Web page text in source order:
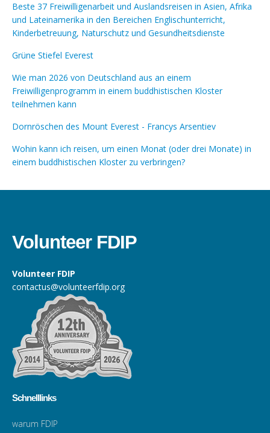
Beste 37 Freiwilligenarbeit und Auslandsreisen in Asien, Afrika
und Lateinamerika in den Bereichen Englischunterricht,
Kinderbetreuung, Naturschutz und Gesundheitsdienste
Grüne Stiefel Everest
Wie man 2026 von Deutschland aus an einem
Freiwilligenprogramm in einem buddhistischen Kloster
teilnehmen kann
Dornröschen des Mount Everest - Francys Arsentiev
Wohin kann ich reisen, um einen Monat (oder drei Monate) in
einem buddhistischen Kloster zu verbringen?
Volunteer FDIP
Volunteer FDIP
contactus@volunteerfdip.org
Schnelllinks
warum FDIP